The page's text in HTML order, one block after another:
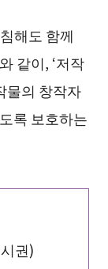
해도 함께
같이, ‘저작
물의 창작자
록 보호하는
권)